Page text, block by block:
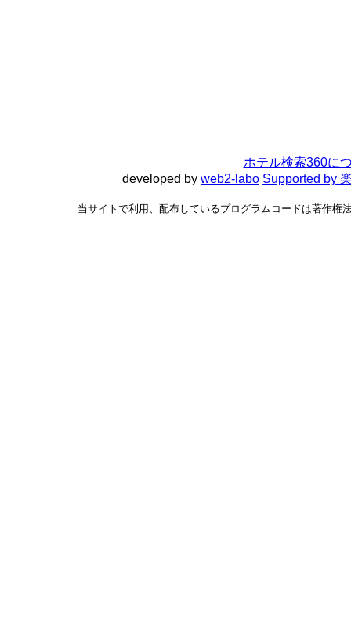
ホテル検索360に
developed by web2-labo Supported by
当サイトで利用、配布しているプログラムコードは著作